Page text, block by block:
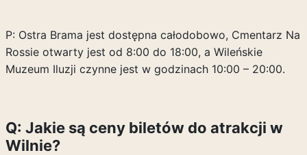
P: Ostra Brama jest dostępna całodobowo, Cmentarz Na
Rossie otwarty jest od 8:00 do 18:00, a Wileńskie
Muzeum Iluzji czynne jest w godzinach 10:00 – 20:00.
Q: Jakie są ceny biletów do atrakcji w
Wilnie?